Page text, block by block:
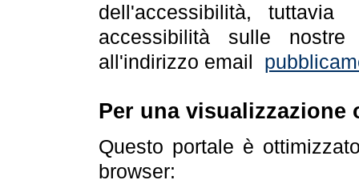
dell'accessibilità,
accessibilità sulle
all'indirizzo email
Per una visualizzazione
Questo portale è
browser: